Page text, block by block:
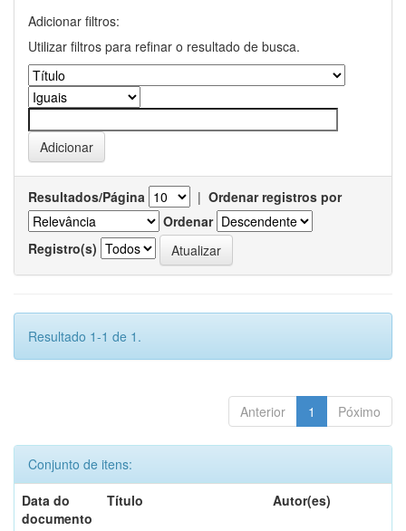
Adicionar filtros:
Utilizar filtros para refinar o resultado de busca.
Resultados/Página | Ordenar registros por
Ordenar
Registro(s)
Resultado 1-1 de 1.
Anterior 1 Póximo
Conjunto de itens:
Data do
documento
Título Autor(es)